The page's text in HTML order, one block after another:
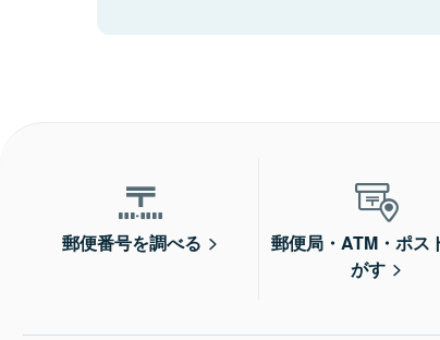
郵便番号を調べる
郵便局・ATM・ポス
がす